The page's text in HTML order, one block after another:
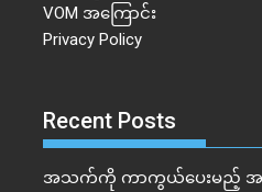
VOM အကြောင်း
Privacy Policy
Recent Posts
အသက်ကို ကာကွယ်ပေးမည့်